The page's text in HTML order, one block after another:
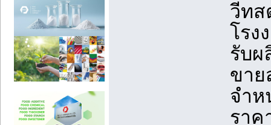
วีทส
โรง
รับผ
ขาย
จำห
ราค